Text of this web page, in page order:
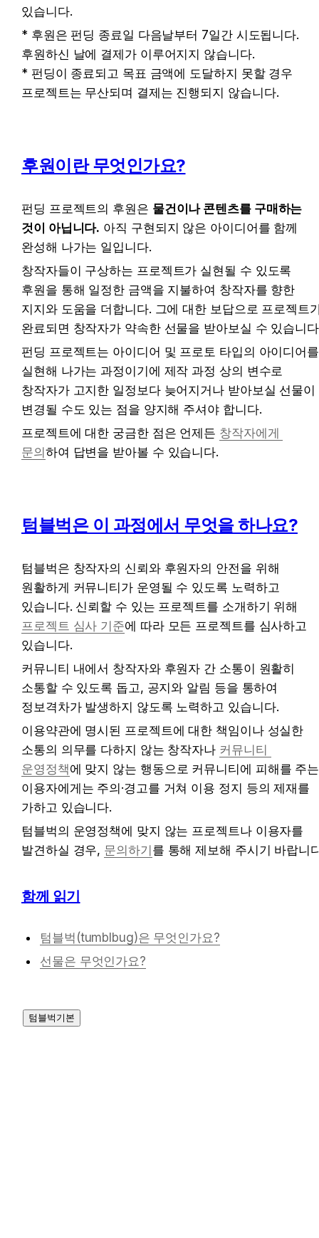
있습니다.
* 후원은 펀딩 종료일 다음날부터 7일간 시도됩니다.
후원하신 날에 결제가 이루어지지 않습니다.
* 펀딩이 종료되고 목표 금액에 도달하지 못할 경우
프로젝트는 무산되며 결제는 진행되지 않습니다.
후원이란 무엇인가요?
펀딩 프로젝트의 후원은 물건이나 콘텐츠를 구매하는
것이 아닙니다. 아직 구현되지 않은 아이디어를 함께
완성해 나가는 일입니다.
창작자들이 구상하는 프로젝트가 실현될 수 있도록
후원을 통해 일정한 금액을 지불하여 창작자를 향한
지지와 도움을 더합니다. 그에 대한 보답으로 프로젝트
완료되면 창작자가 약속한 선물을 받아보실 수 있습니
펀딩 프로젝트는 아이디어 및 프로토 타입의 아이디어를
실현해 나가는 과정이기에 제작 과정 상의 변수로
창작자가 고지한 일정보다 늦어지거나 받아보실 선물이
변경될 수도 있는 점을 양지해 주셔야 합니다.
프로젝트에 대한 궁금한 점은 언제든 창작자에게
문의하여 답변을 받아볼 수 있습니다.
텀블벅은 이 과정에서 무엇을 하나요?
텀블벅은 창작자의 신뢰와 후원자의 안전을 위해
원활하게 커뮤니티가 운영될 수 있도록 노력하고
프로젝트 심사 기준에 따라 모든 프로젝트를 심사하고
있습니다.
커뮤니티 내에서 창작자와 후원자 간 소통이 원활히
소통할 수 있도록 돕고, 공지와 알림 등을 통하여
정보격차가 발생하지 않도록 노력하고 있습니다.
이용약관에 명시된 프로젝트에 대한 책임이나 성실한
소통의 의무를 다하지 않는 창작자나 커뮤니티
운영정책에 맞지 않는 행동으로 커뮤니티에 피해를 주는
이용자에게는 주의·경고를 거쳐 이용 정지 등의 제재를
가하고 있습니다.
텀블벅의 운영정책에 맞지 않는 프로젝트나 이용자를
발견하실 경우, 문의하기를 통해 제보해 주시기 바랍니
함께 읽기
텀블벅(tumblbug)은 무엇인가요?
선물은 무엇인가요?
텀블벅기본